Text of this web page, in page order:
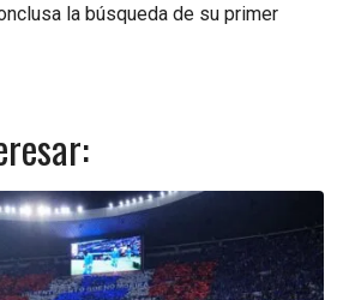
la búsqueda de su primer